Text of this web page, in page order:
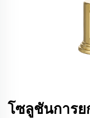
โซลูชันการ